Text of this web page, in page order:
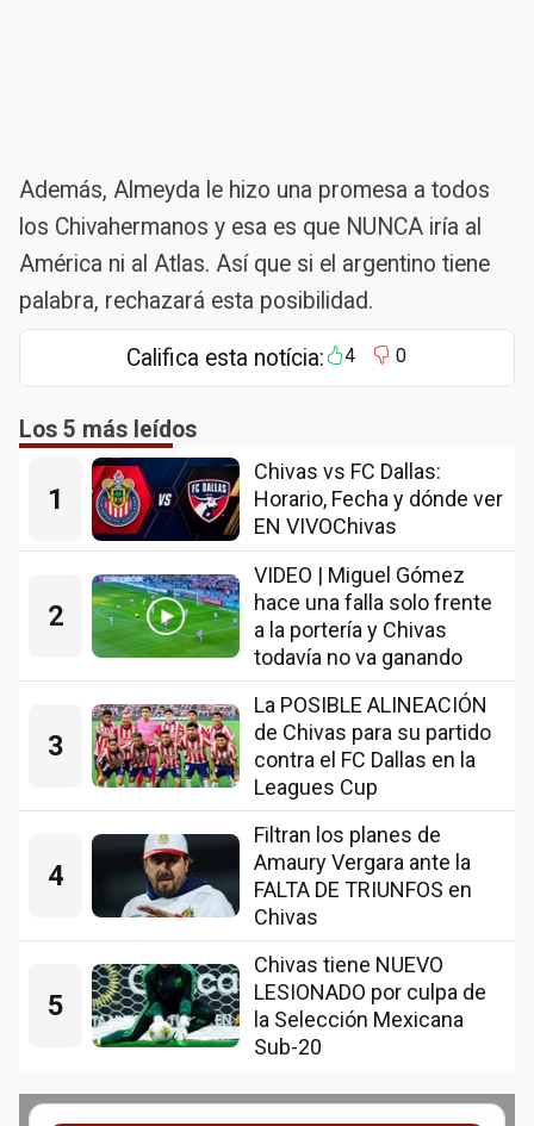
Además, Almeyda le hizo una promesa a todos
los Chivahermanos y esa es que NUNCA iría al
América ni al Atlas. Así que si el argentino tiene
palabra, rechazará esta posibilidad.
Califica esta notícia: 4 0
Los 5 más leídos
1
Chivas vs FC Dallas:
Horario, Fecha y dónde ver
EN VIVOChivas
2
VIDEO | Miguel Gómez
hace una falla solo frente
a la portería y Chivas
todavía no va ganando
3
La POSIBLE ALINEACIÓN
de Chivas para su partido
contra el FC Dallas en la
Leagues Cup
4
Filtran los planes de
Amaury Vergara ante la
FALTA DE TRIUNFOS en
Chivas
5
Chivas tiene NUEVO
LESIONADO por culpa de
la Selección Mexicana
Sub-20